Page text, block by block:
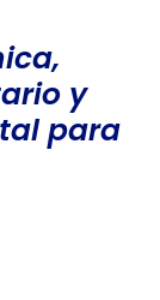
y
para